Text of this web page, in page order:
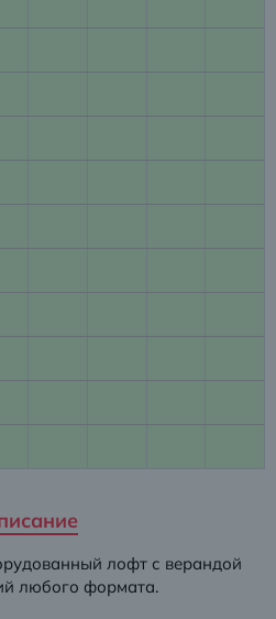
лофт с верандой
любого формата.